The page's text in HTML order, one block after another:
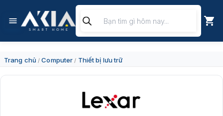
kiếm
sản
Trang chủ /Computer / Thiết bị lưu trữ